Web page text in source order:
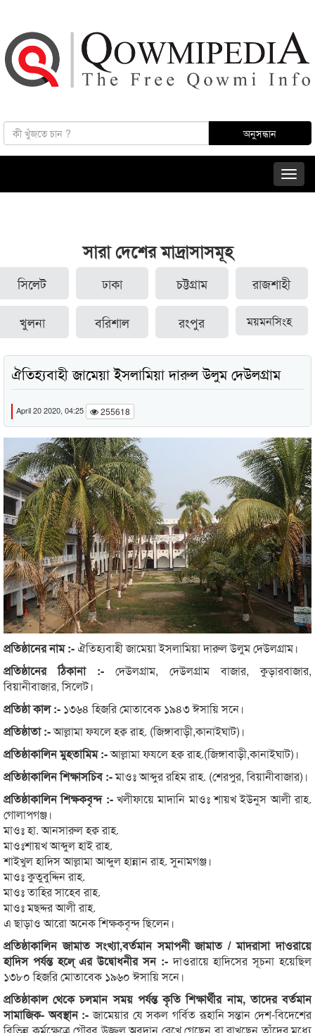
সারা দেশের মাদ্রাসাসমূহ
সিলেট ঢাকা চট্টগ্রাম রাজশাহী
খুলনা বরিশাল রংপুর ময়মনসিংহ
ঐতিহ্যবাহী জামেয়া ইসলামিয়া দারুল উলুম দেউলগ্রাম
April 20 2020, 04:25 255618
প্রতিষ্ঠানের নাম :-ঐতিহ্যবাহী জামেয়া ইসলামিয়া দারুল উলুম দেউলগ্রাম।
প্রতিষ্ঠানের ঠিকানা :- দেউলগ্রাম, দেউলগ্রাম বাজার, কুড়ারবাজার,
বিয়ানীবাজার, সিলেট।
প্রতিষ্ঠা কাল :- ১৩৬৪ হিজরি মোতাবেক ১৯৪৩ ঈসায়ি সনে।
প্রতিষ্ঠাতা :-আল্লামা ফযলে হক্ব রাহ. (জিঙ্গাবাড়ী,কানাইঘাট)।
প্রতিষ্ঠাকালিন মুহতামিম :-আল্লামা ফযলে হক্ব রাহ.(জিঙ্গাবাড়ী,কানাইঘাট)।
প্রতিষ্ঠাকালিন শিক্ষাসচিব :-মাওঃ আব্দুর রহিম রাহ. (শেরপুর, বিয়ানীবাজার)।
প্রতিষ্ঠাকালিন শিক্ষকবৃন্দ :- খলীফায়ে মাদানি মাওঃ শায়খ ইউনুস আলী রাহ.
গোলাপগঞ্জ।
মাওঃ হা. আনসারুল হক্ব রাহ.
মাওঃশায়খ আব্দুল হাই রাহ.
শাইখুল হাদিস আল্লামা আব্দুল হান্নান রাহ. সুনামগঞ্জ।
মাওঃ কুতুবুদ্দিন রাহ.
মাওঃ তাহির সাহেব রাহ.
মাওঃ মছদ্দর আলী রাহ.
এ ছাড়াও আরো অনেক শিক্ষকবৃন্দ ছিলেন।
প্রতিষ্ঠাকালিন জামাত সংখ্যা,বর্তমান সমাপনী জামাত / মাদরাসা দাওরায়ে
হাদিস পর্যন্ত হলে্ এর উদ্বোধনীর সন :-দাওরায়ে হাদিসের সূচনা হয়েছিল
১৩৮০ হিজরি মোতাবেক ১৯৬০ ঈসায়ি সনে।
প্রতিষ্ঠাকাল থেকে চলমান সময় পর্যন্ত কৃতি শিক্ষার্থীর নাম, তাদের বর্তমান
সামাজিক- অবস্থান :-জামেয়ার যে সকল গর্বিত রূহানি সন্তান দেশ-বিদেশের
বিভিন্ন কর্মক্ষেত্রে গৌরব উজ্জ্বল অবদান রেখে গেছেন বা রাখছেন তাঁদের মধ্যে